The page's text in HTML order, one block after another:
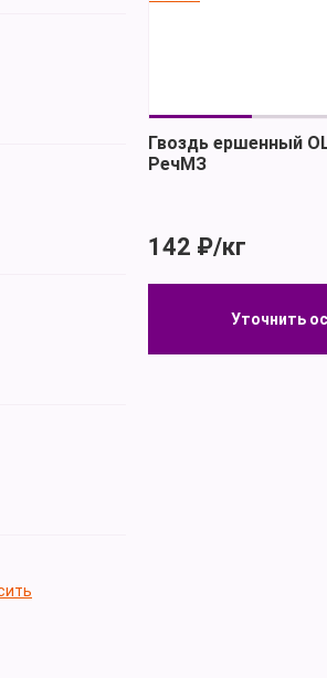
Гвоздь ершенный
РечМЗ
142 ₽/кг
Уточнить